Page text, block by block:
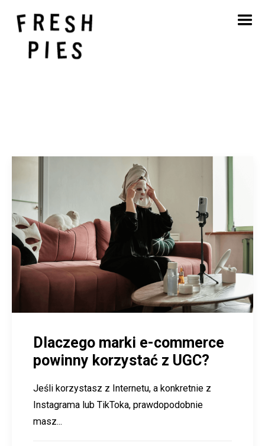
Strona główna
Dlaczego marki e-commerce
powinny korzystać z UGC?
Jeśli korzystasz z Internetu, a konkretnie z
Instagrama lub TikToka, prawdopodobnie
masz...